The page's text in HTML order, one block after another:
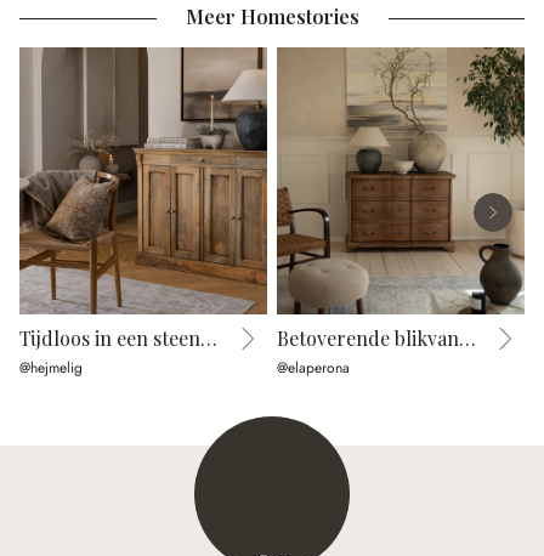
Meer Homestories
Tijdloos in een steenlook
@hejmelig
Betoverende blikvanger
@elaperona